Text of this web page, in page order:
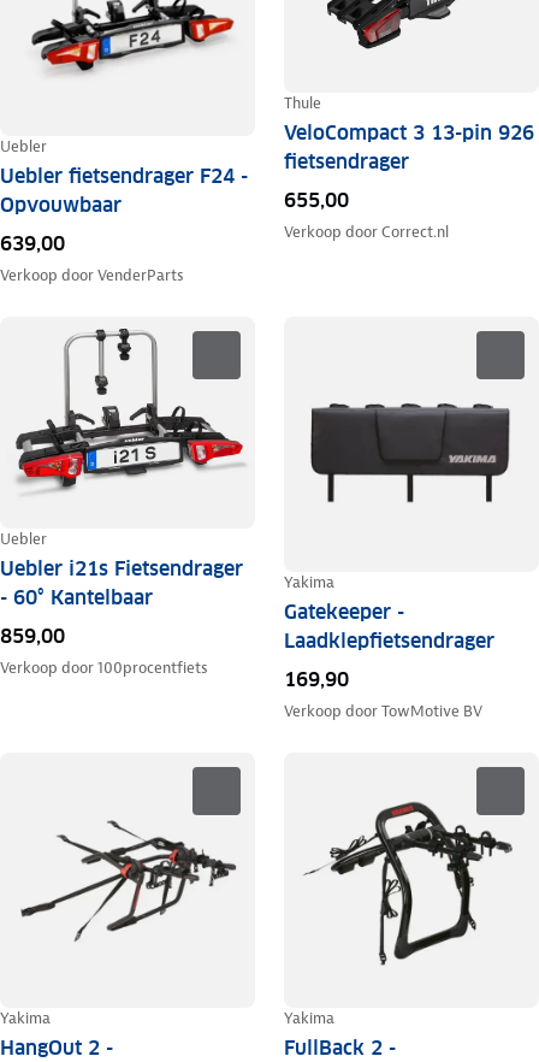
Uebler
Uebler fietsendrager F24 -
Opvouwbaar
639,00
Verkoop doorVenderParts
Thule
VeloCompact 3 13-pin 926
fietsendrager
655,00
Verkoop doorCorrect.nl
Uebler
Uebler i21s Fietsendrager
- 60° Kantelbaar
859,00
Verkoop door100procentfiets
Yakima
Gatekeeper -
Laadklepfietsendrager
169,90
Verkoop doorTowMotive BV
Yakima
HangOut 2 -
Yakima
FullBack 2 -